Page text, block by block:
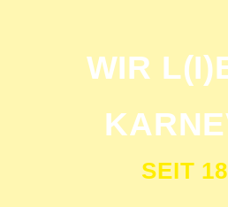
WIR
SEIT